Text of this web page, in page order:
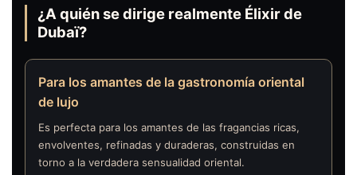
¿A quién se dirige realmente Élixir de
Dubaï?
Para los amantes de la gastronomía oriental
de lujo
Es perfecta para los amantes de las fragancias ricas,
envolventes, refinadas y duraderas, construidas en
torno a la verdadera sensualidad oriental.